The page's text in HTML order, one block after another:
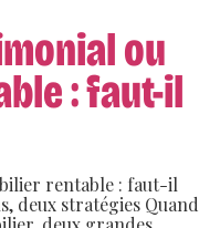
ou
: faut-il
rentable : faut-il
deux stratégies Quand